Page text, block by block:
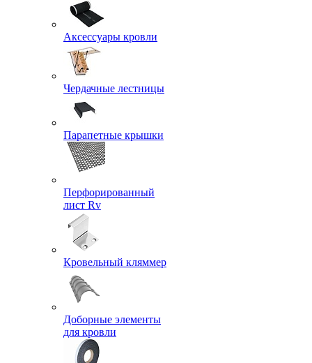
Аксессуары кровли
Чердачные лестницы
Парапетные крышки
Перфорированный
лист Rv
Кровельный кляммер
Доборные элементы
для кровли